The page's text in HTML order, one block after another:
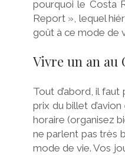
pourquoi le Costa
Report », lequel
goût à ce mode de
Vivre un an au
Tout d’abord, il
prix du billet
horaire (organisez
ne parlent pas très
mode de vie. Vos